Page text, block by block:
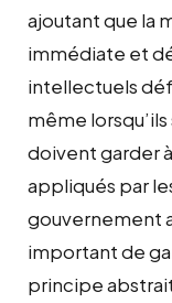
ajoutant que la
immédiate et
intellectuels
même
doivent garder
appliqués par
gouvernement
important de
principe